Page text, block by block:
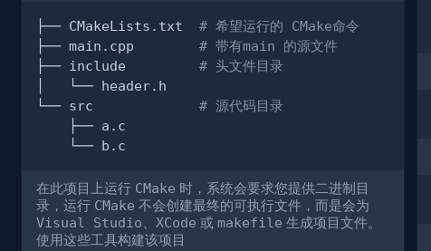
├── CMakeLists.txt # 希望运行的 CMake命令
├── main.cpp # 带有main 的源文件
├── include # 头文件目录
└── src # 源代码目录
在此项目上运行 CMake 时，系统会要求您提供二进制目
录，运行 CMake 不会创建最终的可执行文件，而是会为
Visual Studio XCode 或 makefile 生成项目文件。
使用这些工具构建该项目